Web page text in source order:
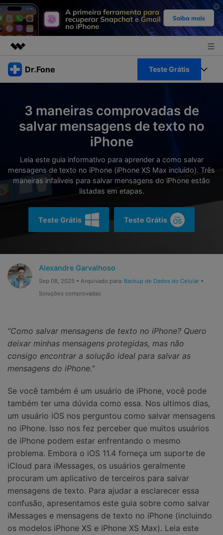
Produtos em destaque
Visão geral
Soluções
Sobre nós
Loja
Dr.Fone Teste Grátis
Veja Toolkit Completo >
Productos
Para Celular
Online
Ver Todos Os Aplicativos
Ações rápidas
Centro de Ajuda
Recursos
Transferir Dados
Proteção do celular
Entrar
3 maneiras comprovadas de
salvar mensagens de texto no
iPhone
Leia este guia informativo para aprender a como salvar
mensagens de texto no iPhone (iPhone XS Max incluído). Três
maneiras infalíveis para salvar mensagens do iPhone estão
listadas em etapas.
Teste Grátis Teste Grátis
Alexandre Garvalhoso
Sep 08, 2025 • Arquivado para: Backup de Dados do Celular•
Soluções comprovadas
”Como salvar mensagens de texto no iPhone? Quero
deixar minhas mensagens protegidas, mas não
consigo encontrar a solução ideal para salvar as
mensagens do iPhone.”
Se você também é um usuário de iPhone, você pode
também ter uma dúvida como essa. Nos ultimos dias,
um usuário iOS nos perguntou como salvar mensagens
no iPhone. Isso nos fez perceber que muitos usuários
de iPhone podem estar enfrentando o mesmo
problema. Embora o iOS 11.4 forneça um suporte de
iCloud para iMessages, os usuários geralmente
procuram um aplicativo de terceiros para salvar
mensagens de texto. Para ajudar a esclarecer essa
confusão, apresentamos este guia sobre como salvar
iMessages e mensagens de texto no iPhone (incluindo
os modelos iPhone XS e iPhone XS Max). Leia este